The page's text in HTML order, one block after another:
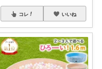
コレ いいね